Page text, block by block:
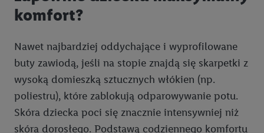
komfort?
Nawet najbardziej oddychające i wyprofilowane
buty zawiodą, jeśli na stopie znajdą się skarpetki z
wysoką domieszką sztucznych włókien (np.
poliestru), które zablokują odparowywanie potu.
Skóra dziecka poci się znacznie intensywniej niż
skóra dorosłego. Podstawą codziennego komfortu